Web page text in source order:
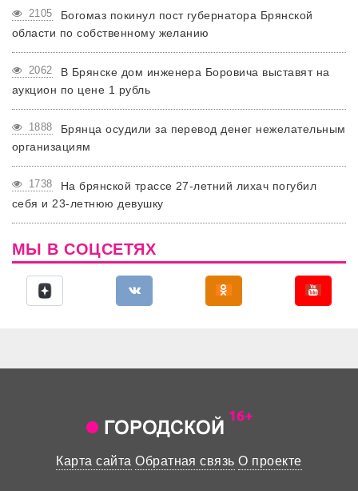
2105
Богомаз покинул пост губернатора Брянской
области по собственному желанию
2062
В Брянске дом инженера Боровича выставят на
аукцион по цене 1 рубль
1888
Брянца осудили за перевод денег нежелательным
организациям
1738
На брянской трассе 27-летний лихач погубил
себя и 23-летнюю девушку
МЫ В СОЦСЕТЯХ
Карта сайта Обратная связь О проекте